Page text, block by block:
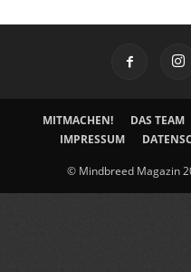
MITMACHEN! DAS TEAM
IMPRESSUM
© Mindbreed Magazin